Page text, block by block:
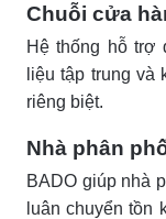
Chuỗi cửa
Hệ thống hỗ trợ
liệu tập trung và
riêng biệt.
Nhà phân
BADO giúp nhà
luân chuyển tồn